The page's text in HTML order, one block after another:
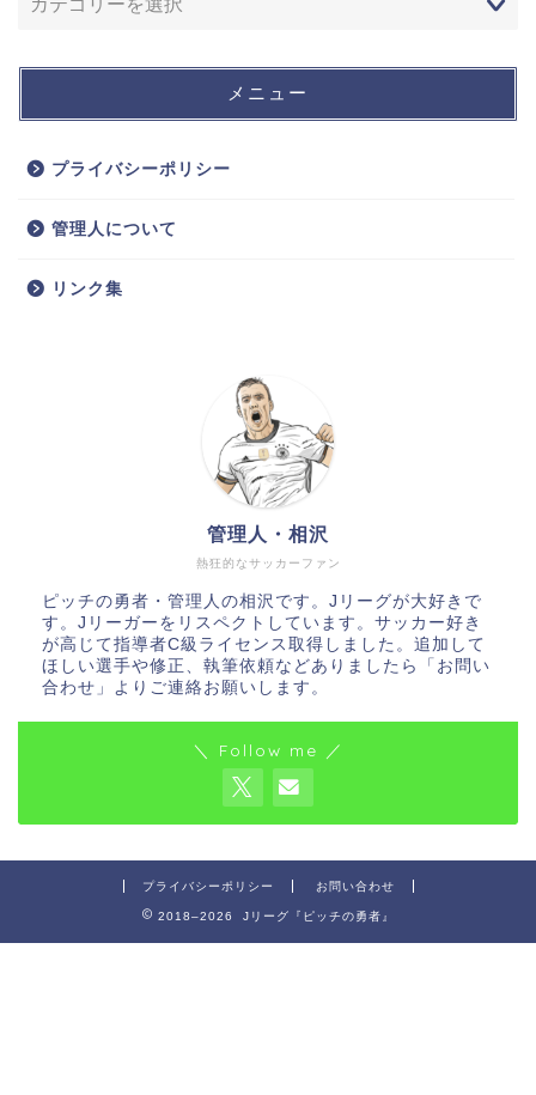
メニュー
プライバシーポリシー
管理人について
リンク集
熱狂的なサッカーファン
管理人・相沢
ピッチの勇者・管理人の相沢です。Jリーグが大好きで
す。Jリーガーをリスペクトしています。サッカー好き
が高じて指導者C級ライセンス取得しました。追加して
ほしい選手や修正、執筆依頼などありましたら「お問い
合わせ」よりご連絡お願いします。
＼ Follow me ／
プライバシーポリシー お問い合わせ
2018–2026 Jリーグ『ピッチの勇者』